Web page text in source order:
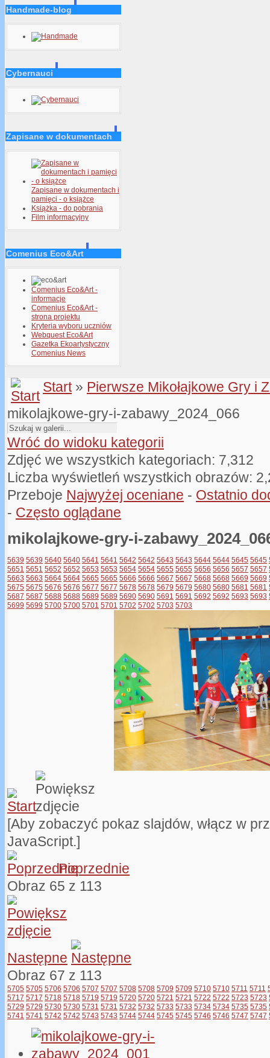
Handmade-blog
Cybernauci
Zapisane w dokumentach
Zapisane w dokumentach i
pamięci - o książce
Książka - do pobrania
Film informacyjny
Comenius Eco&Art
Comenius Eco&Art -
informacje
Comenius Eco&Art -
strona projektu
Kryteria wyboru uczniów
Webquest Eco&Art
Gazetka Ekoartystyczny
Comenius News
Start» Pierwsze Mikołajkowe Gry i
mikolajkowe-gry-i-zabawy_2024_066
Wróć do widoku kategorii
Zdjęć we wszystkich kategoriach: 7,312
Liczba wyświetleń wszystkich obrazów:
Przeboje Najwyżej oceniane - Ostatnio
- Często oglądane
mikolajkowe-gry-i-
5639 5639 5640 5640 5641 5641 5642 5642 5643 5643 5644 5644 5645 5645
5651 5651 5652 5652 5653 5653 5654 5654 5655 5655 5656 5656 5657 5657
5663 5663 5664 5664 5665 5665 5666 5666 5667 5667 5668 5668 5669 5669
5675 5675 5676 5676 5677 5677 5678 5678 5679 5679 5680 5680 5681 5681
5687 5687 5688 5688 5689 5689 5690 5690 5691 5691 5692 5692 5693 5693
5699 5699 5700 5700 5701 5701 5702 5702 5703 5703
[Aby zobaczyć pokaz slajdów, włącz w
JavaScript.]
Poprzednie
Obraz 65 z 113
Następne
Obraz 67 z 113
5705 5705 5706 5706 5707 5707 5708 5708 5709 5709 5710 5710 5711 5711
5717 5717 5718 5718 5719 5719 5720 5720 5721 5721 5722 5722 5723 5723
5729 5729 5730 5730 5731 5731 5732 5732 5733 5733 5734 5734 5735 5735
5741 5741 5742 5742 5743 5743 5744 5744 5745 5745 5746 5746 5747 5747